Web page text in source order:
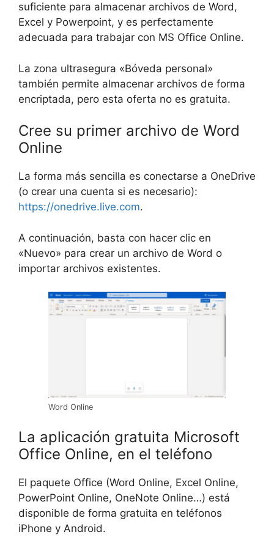
suficiente para almacenar archivos de Word,
Excel y Powerpoint, y es perfectamente
adecuada para trabajar con MS Office Online.
La zona ultrasegura «Bóveda personal»
también permite almacenar archivos de forma
encriptada, pero esta oferta no es gratuita.
Cree su primer archivo de Word
Online
La forma más sencilla es conectarse a OneDrive
(o crear una cuenta si es necesario):
https://onedrive.live.com.
A continuación, basta con hacer clic en
«Nuevo» para crear un archivo de Word o
importar archivos existentes.
Word Online
La aplicación gratuita Microsoft
Office Online, en el teléfono
El paquete Office (Word Online, Excel Online,
PowerPoint Online, OneNote Online…) está
disponible de forma gratuita en teléfonos
iPhone y Android.